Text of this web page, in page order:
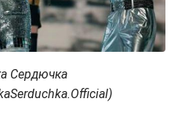
Сердючка